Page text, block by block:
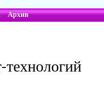
Архив